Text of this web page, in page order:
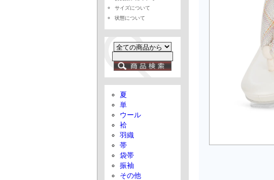
サイズについて
状態について
夏
単
ウール
袷
羽織
帯
袋帯
振袖
その他